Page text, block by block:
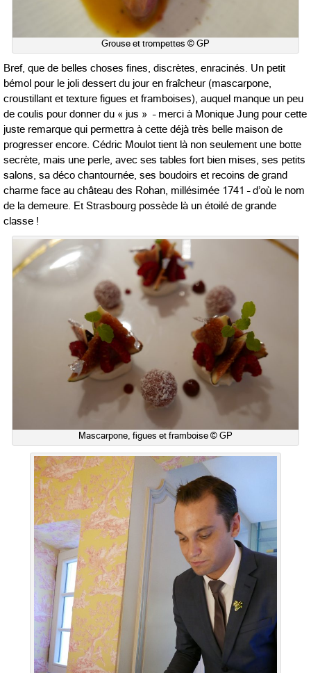
Grouse et trompettes © GP
Bref, que de belles choses fines, discrètes, enracinés. Un petit
bémol pour le joli dessert du jour en fraîcheur (mascarpone,
croustillant et texture figues et framboises), auquel manque un peu
de coulis pour donner du « jus » – merci à Monique Jung pour cette
juste remarque qui permettra à cette déjà très belle maison de
progresser encore. Cédric Moulot tient là non seulement une botte
secrète, mais une perle, avec ses tables fort bien mises, ses petits
salons, sa déco chantournée, ses boudoirs et recoins de grand
charme face au château des Rohan, millésimée 1741 – d’où le nom
de la demeure. Et Strasbourg possède là un étoilé de grande
classe !
Mascarpone, figues et framboise © GP